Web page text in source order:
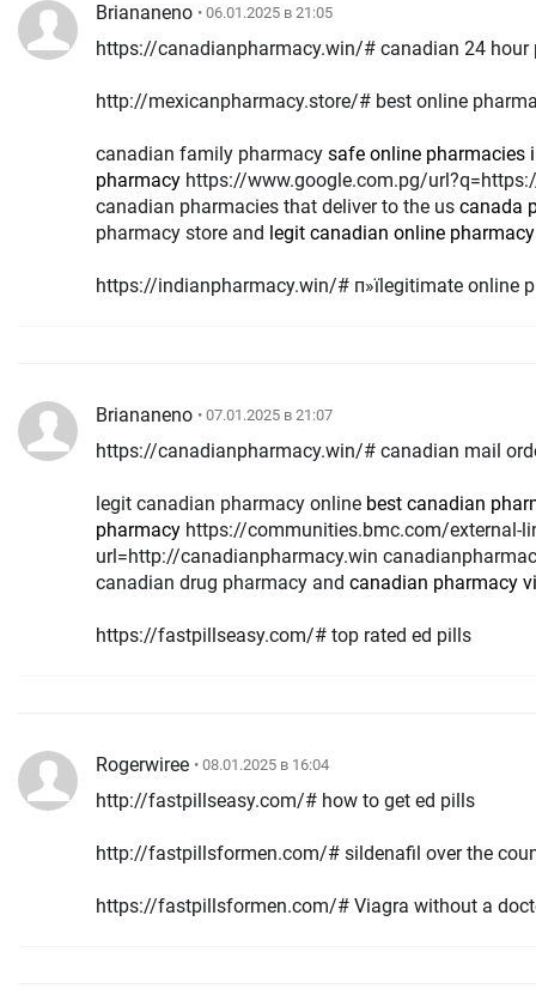
Briananeno • 06.01.2025 в 21:05
https://canadianpharmacy.win/# canadian 24 hour
http://mexicanpharmacy.store/# best online
canadian family pharmacy safe online pharmacies
pharmacy
canadian pharmacies that deliver to the us canada
pharmacy store and legit canadian online pharmacy
https://indianpharmacy.win/# п»їlegitimate online
Briananeno • 07.01.2025 в 21:07
https://canadianpharmacy.win/# canadian mail
legit canadian pharmacy online best canadian
pharmacy
url=http://canadianpharmacy.win
canadian drug pharmacy and canadian pharmacy
https://fastpillseasy.com/# top rated ed pills
Rogerwiree • 08.01.2025 в 16:04
http://fastpillseasy.com/# how to get ed pills
http://fastpillsformen.com/# sildenafil over the
https://fastpillsformen.com/# Viagra without a